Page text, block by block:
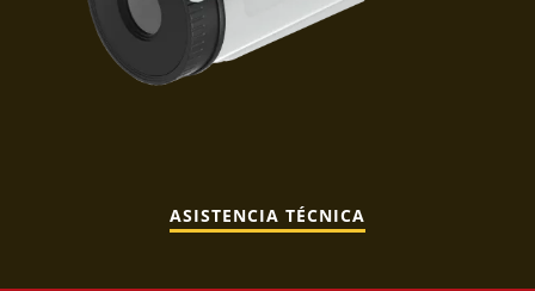
ASISTENCIA TÉCNICA